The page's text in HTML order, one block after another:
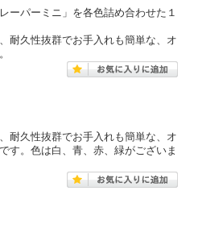
ーパーミニ」を各色詰め合わせた１
耐久性抜群でお手入れも簡単な、オ
耐久性抜群でお手入れも簡単な、オ
す。色は白、青、赤、緑がございま